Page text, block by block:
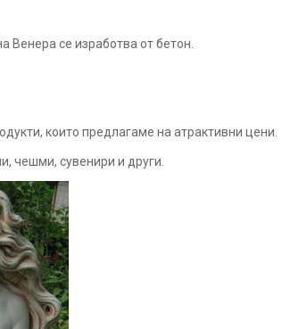
Венера се изработва от бетон.
които предлагаме на атрактивни цени.
чешми, сувенири и други.